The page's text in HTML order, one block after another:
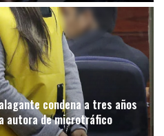
condena a tres años
autora de microtráfico